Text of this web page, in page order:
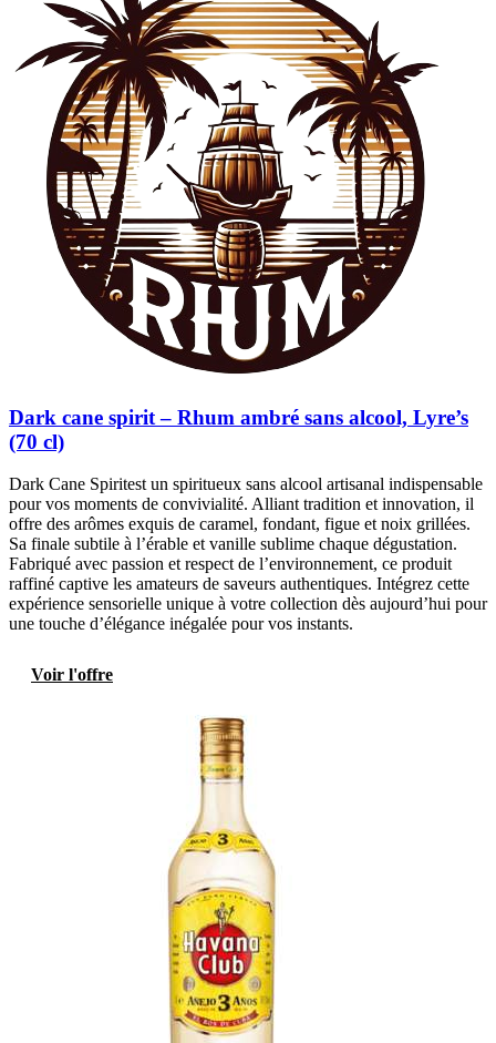
Dark cane spirit – Rhum ambré sans alcool, Lyre’s
(70 cl)
Dark Cane Spiritest un spiritueux sans alcool artisanal indispensable
pour vos moments de convivialité. Alliant tradition et innovation, il
offre des arômes exquis de caramel, fondant, figue et noix grillées.
Sa finale subtile à l’érable et vanille sublime chaque dégustation.
Fabriqué avec passion et respect de l’environnement, ce produit
raffiné captive les amateurs de saveurs authentiques. Intégrez cette
expérience sensorielle unique à votre collection dès aujourd’hui pour
une touche d’élégance inégalée pour vos instants.
Voir l'offre